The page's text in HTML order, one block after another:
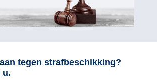
tegen strafbeschikking?
u.